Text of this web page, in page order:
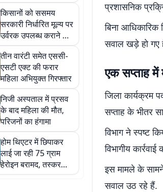
किसानों को ससमय
सरकारी निर्धारित मूल्य पर
उर्वरक उपलब्ध कराने की
जरूरत: डीएम
तीन वारंटी समेत एससी-
एसटी एक्ट की फरार
महिला अभियुक्त गिरफ्तार
निजी अस्पताल में प्रसव
के बाद महिला की मौत,
परिजनों का हंगामा
होम थिएटर में छिपाकर
लाई जा रही 75 ग्राम
हेरोइन बरामद, तस्कर
गिरफ्तार
प्रशासनिक
बिना आधिकारिक
सवाल खड़े हो गए
एक सप्ताह में
जिला कार्यक्रम
सप्ताह के भीतर
विभाग ने स्पष्ट
विभागीय कार्रवाई
इस मामले के
सवाल उठ रहे हैं.